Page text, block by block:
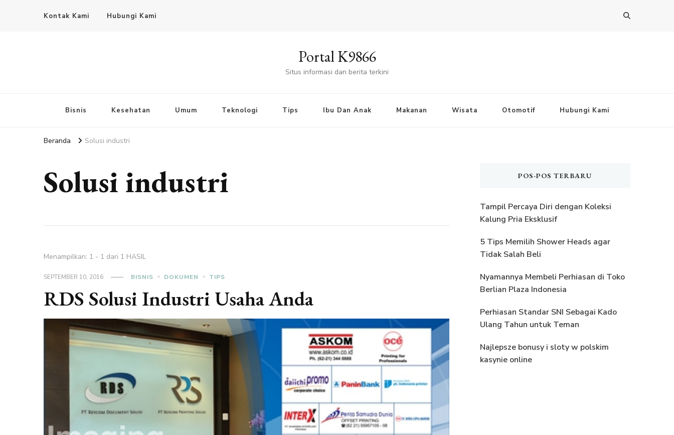
Kontak Kami Hubungi Kami
Portal K9866
Situs informasi dan berita terkini
Bisnis Kesehatan Umum Teknologi Tips Ibu Dan Anak Makanan Wisata Otomotif Hubungi Kami
Beranda Solusi industri
Solusi industri
Menampilkan: 1 - 1 dari 1 HASIL
SEPTEMBER 10, 2016 BISNIS DOKUMEN TIPS
RDS Solusi Industri Usaha Anda
POS-POS TERBARU
Tampil Percaya Diri dengan Koleksi
Kalung Pria Eksklusif
5 Tips Memilih Shower Heads agar
Tidak Salah Beli
Nyamannya Membeli Perhiasan di Toko
Berlian Plaza Indonesia
Perhiasan Standar SNI Sebagai Kado
Ulang Tahun untuk Teman
Najlepsze bonusy i sloty w polskim
kasynie online